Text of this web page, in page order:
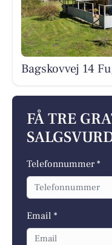
Bagskovvej 14
FÅ TRE
Telefonnummer *
Email *